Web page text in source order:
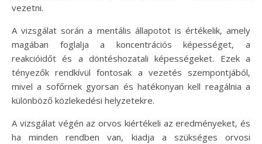
vezetni.
A vizsgálat során a mentális állapotot is értékelik, amely
magában foglalja a koncentrációs képességet, a
reakcióidőt és a döntéshozatali képességeket. Ezek a
tényezők rendkívül fontosak a vezetés szempontjából,
mivel a sofőrnek gyorsan és hatékonyan kell reagálnia a
különböző közlekedési helyzetekre.
A vizsgálat végén az orvos kiértékeli az eredményeket, és
ha minden rendben van, kiadja a szükséges orvosi